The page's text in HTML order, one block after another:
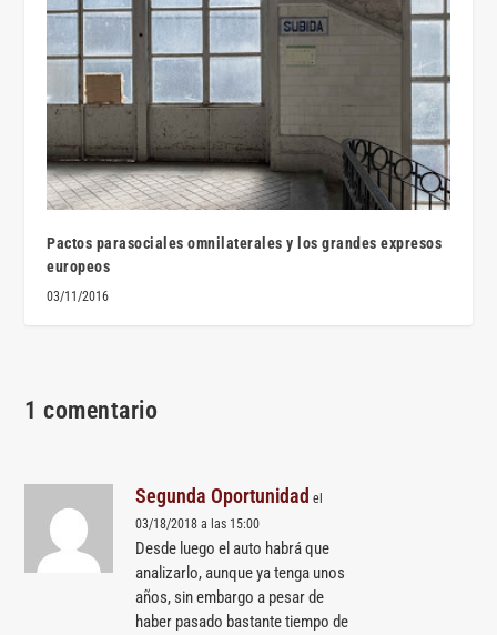
Pactos parasociales omnilaterales y los grandes expresos
europeos
03/11/2016
1 comentario
Segunda Oportunidad el
03/18/2018 a las 15:00
Desde luego el auto habrá que
analizarlo, aunque ya tenga unos
años, sin embargo a pesar de
haber pasado bastante tiempo de